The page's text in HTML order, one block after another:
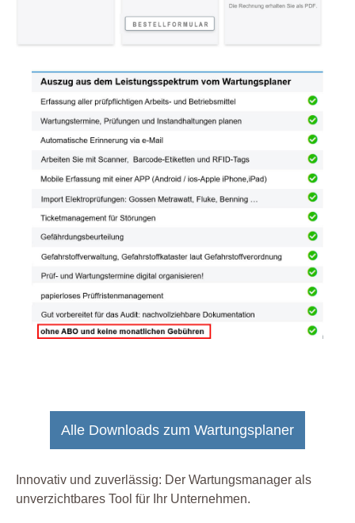
Alle Downloads zum Wartungsplaner
Innovativ und zuverlässig: Der Wartungsmanager als
unverzichtbares Tool für Ihr Unternehmen.